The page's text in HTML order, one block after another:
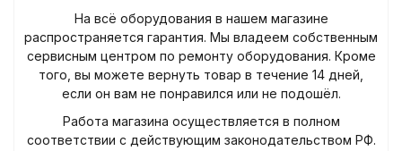
На всё оборудования в нашем магазине
распространяется гарантия. Мы владеем собственным
сервисным центром по ремонту оборудования. Кроме
того, вы можете вернуть товар в течение 14 дней,
если он вам не понравился или не подошёл.
Работа магазина осуществляется в полном
соответствии с действующим законодательством РФ.